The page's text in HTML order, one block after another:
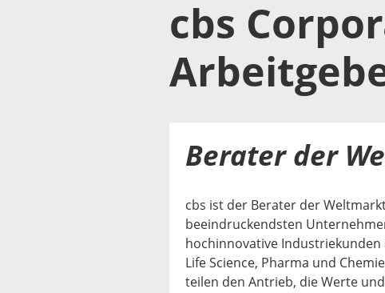
cbs
Berater der
cbs ist der Berater der
beeindruckendsten
hochinnovative
Life Science, Pharma und
teilen den Antrieb, die Werte